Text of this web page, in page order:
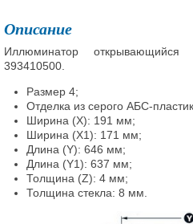
Описание
Иллюминатор
393410500.
Размер 4;
Отделка из серого АБС-
Ширина (X): 191 мм;
Ширина (X1): 171 мм;
Длина (Y): 646 мм;
Длина (Y1): 637 мм;
Толщина (Z): 4 мм;
Толщина стекла: 8 мм.